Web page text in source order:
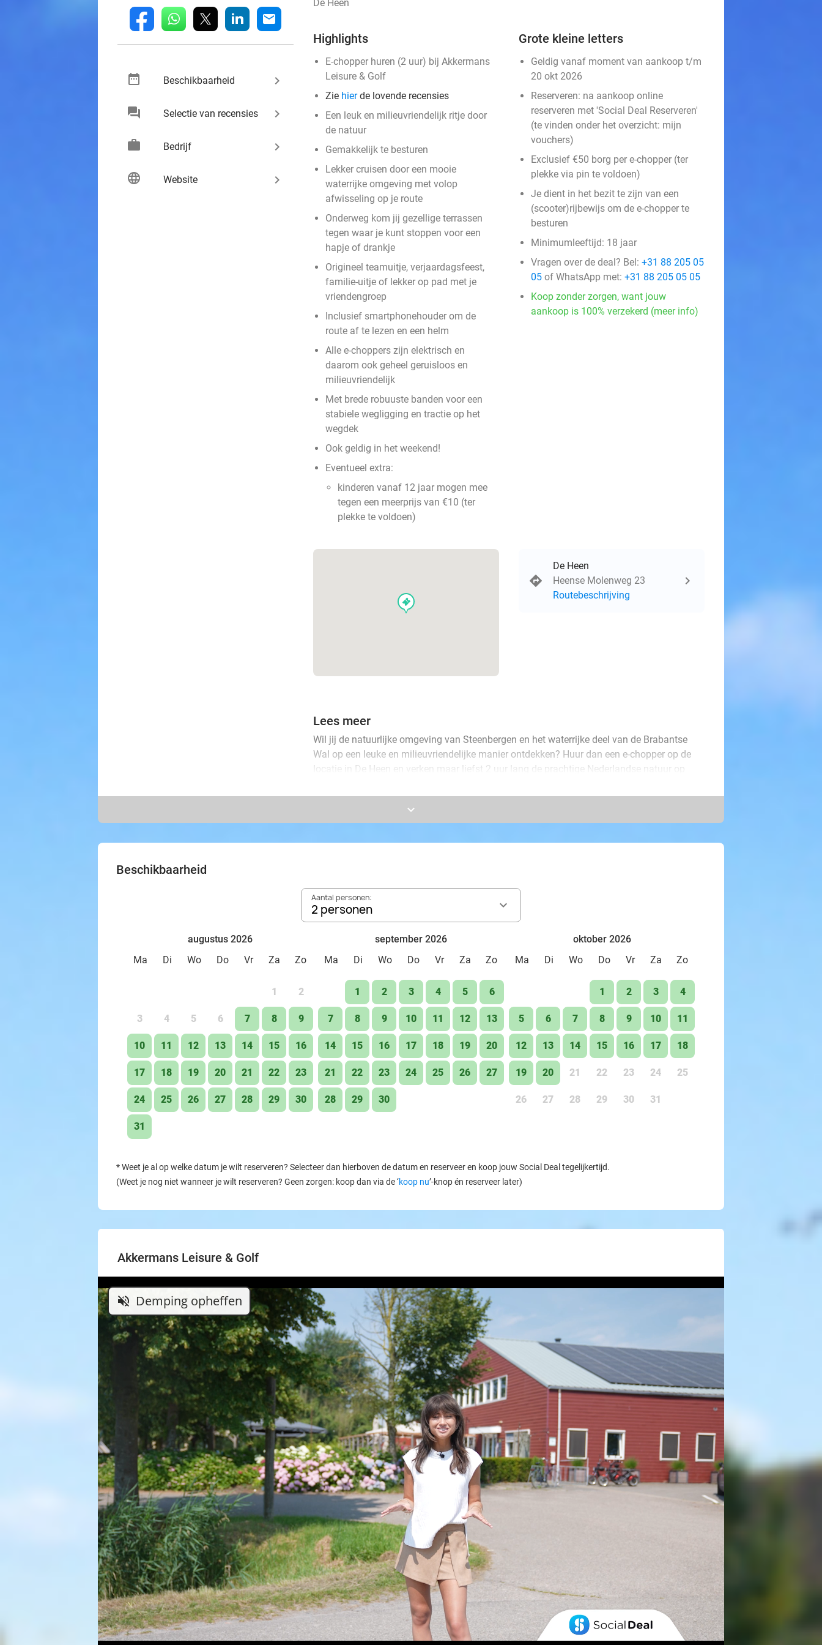
fb whatsapp linkedin mail
date_range Beschikbaarheid keyboard_arrow_right
chat Selectie van recensies keyboard_arrow_right
work Bedrijf keyboard_arrow_right
language Website keyboard_arrow_right
De Heen
Highlights
E-chopper huren (2 uur) bij Akkermans
Leisure & Golf
Zie hierde lovende recensies
Een leuk en milieuvriendelijk ritje door
de natuur
Gemakkelijk te besturen
Lekker cruisen door een mooie
waterrijke omgeving met volop
afwisseling op je route
Onderweg kom jij gezellige terrassen
tegen waar je kunt stoppen voor een
hapje of drankje
Origineel teamuitje, verjaardagsfeest,
familie-uitje of lekker op pad met je
vriendengroep
Inclusief smartphonehouder om de
route af te lezen en een helm
Alle e-choppers zijn elektrisch en
daarom ook geheel geruisloos en
milieuvriendelijk
Met brede robuuste banden voor een
stabiele wegligging en tractie op het
wegdek
Ook geldig in het weekend!
Eventueel extra:
kinderen vanaf 12 jaar mogen mee
tegen een meerprijs van €10 (ter
plekke te voldoen)
Grote kleine letters
Geldig vanaf moment van aankoop t/m
20 okt 2026
Reserveren: na aankoop online
reserveren met 'Social Deal Reserveren'
(te vinden onder het overzicht: mijn
vouchers)
Exclusief €50 borg per e-chopper (ter
plekke via pin te voldoen)
Je dient in het bezit te zijn van een
(scooter)rijbewijs om de e-chopper te
besturen
Minimumleeftijd: 18 jaar
Vragen over de deal? Bel: +31 88 205 05
05 of WhatsApp met: +31 88 205 05 05
Koop zonder zorgen, want jouw
aankoop is 100% verzekerd (meer info)
events
De Heen
Heense Molenweg 23
Routebeschrijving
Lees meer
Wil jij de natuurlijke omgeving van Steenbergen en het waterrijke deel van de Brabantse
Wal op een leuke en milieuvriendelijke manier ontdekken? Huur dan een e-chopper op de
locatie in De Heen en verken maar liefst 2 uur lang de prachtige Nederlandse natuur op
gezellige dorpjes, steek monumentale sluizen over en passeer historische
bezienswaardigheden en bijzondere natuurgebieden.
Een e-chopper is een elektrische scooter die qua uiterlijk lijkt op een stoere motor. De e-
het uitzicht en de geluiden van de natuur zonder de rust te verstoren. Ervaar de schoonheid
van de natuur als nooit tevoren!
keyboard_arrow_down
Beschikbaarheid
Aantal personen:
2 personen
augustus 2026
Ma
Di Wo Do Vr Za Zo
1 2
3 4 5 6 7 8 9
10 11 12 13 14 15 16
17 18 19 20 21 22 23
24 25 26 27 28 29 30
31
september 2026
Ma
Di Wo Do Vr Za Zo
1 2 3 4 5 6
7 8 9 10 11 12 13
14 15 16 17 18 19 20
21 22 23 24 25 26 27
28 29 30
oktober 2026
Ma
Di Wo Do Vr Za Zo
1 2 3 4
5 6 7 8 9 10 11
12 13 14 15 16 17 18
19 20 21 22 23 24 25
26 27 28 29 30 31
*Weet je al op welke datum je wilt reserveren? Selecteer dan hierboven de datum en reserveer en koop jouw Social Deal tegelijkertijd.
(Weet je nog niet wanneer je wilt reserveren? Geen zorgen: koop dan via de ‘koop nu’-knop én reserveer later)
Akkermans Leisure & Golf
volume_off Demping opheffen